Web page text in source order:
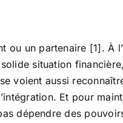
un partenaire [1]. À
situation
voient aussi
Et pour
dépendre des